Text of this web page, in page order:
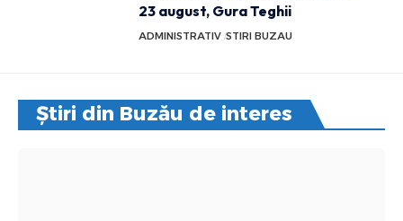
23 august, Gura Teghii
ADMINISTRATIV STIRI BUZAU
Știri din Buzău de interes